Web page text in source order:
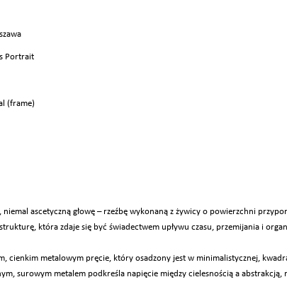
Portrait
(frame)
ascetyczną głowę – rzeźbę wykonaną z żywicy o powierzchni
która zdaje się być świadectwem upływu czasu, przemijania i
cienkim metalowym pręcie, który osadzony jest w minimalistycznej,
surowym metalem podkreśla napięcie między cielesnością a